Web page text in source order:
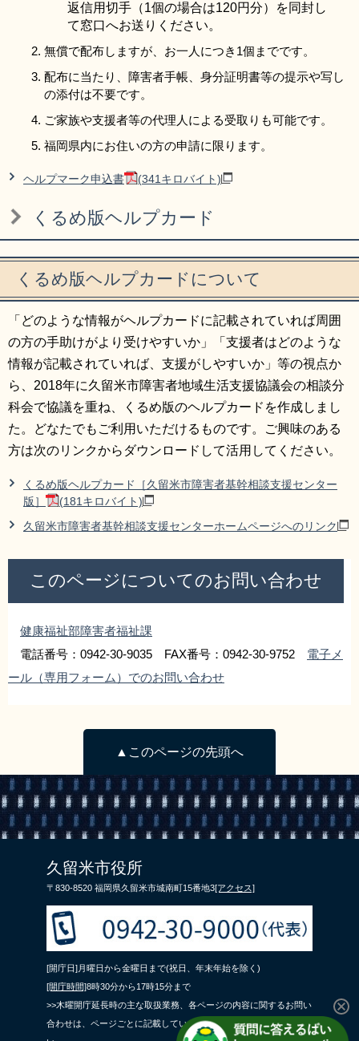
返信用切手（1個の場合は120円分）を同封し
て窓口へお送りください。
無償で配布しますが、お一人につき1個までです。
配布に当たり、障害者手帳、身分証明書等の提示や写し
の添付は不要です。
ご家族や支援者等の代理人による受取りも可能です。
福岡県内にお住いの方の申請に限ります。
ヘルプマーク申込書 (341キロバイト)
くるめ版ヘルプカード
くるめ版ヘルプカードについて
「どのような情報がヘルプカードに記載されていれば周囲
の方の手助けがより受けやすいか」「支援者はどのような
情報が記載されていれば、支援がしやすいか」等の視点か
ら、2018年に久留米市障害者地域生活支援協議会の相談分
科会で協議を重ね、くるめ版のヘルプカードを作成しまし
た。どなたでもご利用いただけるものです。ご興味のある
方は次のリンクからダウンロードして活用してください。
くるめ版ヘルプカード［久留米市障害者基幹相談支援センター
版］
(181キロバイト)
久留米市障害者基幹相談支援センターホームページへのリンク
このページについてのお問い合わせ
健康福祉部障害者福祉課
電話番号：0942-30-9035 FAX番号：0942-30-9752 電子メ
ール（専用フォーム）でのお問い合わせ
▲このページの先頭へ
久留米市役所
〒830-8520 福岡県久留米市城南町15番地3[アクセス]
[開庁日]月曜日から金曜日まで(祝日、年末年始を除く)
[開庁時間]8時30分から17時15分まで
>>木曜開庁延長時の主な取扱業務、各ページの内容に関するお問い
合わせは、ページごとに記載している問合せ先までご連絡くださ